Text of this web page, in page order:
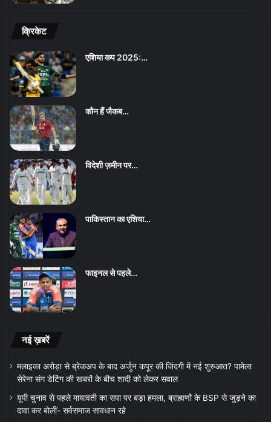
क्रिकेट
एशिया कप 2025:…
कौन हैं जैकब…
विदेशी ज़मीन पर…
पाकिस्तान का एशिया…
फाइनल से पहले…
नई ख़बरें
मलाइका अरोड़ा से ब्रेकअप के बाद अर्जुन कपूर की जिंदगी में नई शुरुआत? पामेला
सेरेना संग डेटिंग की खबरों के बीच शादी को लेकर सवाल
यूपी चुनाव से पहले मायावती का सपा पर बड़ा हमला, ब्राह्मणों के BSP से जुड़ने का
दावा कर बोलीं- सर्वसमाज सावधान रहे